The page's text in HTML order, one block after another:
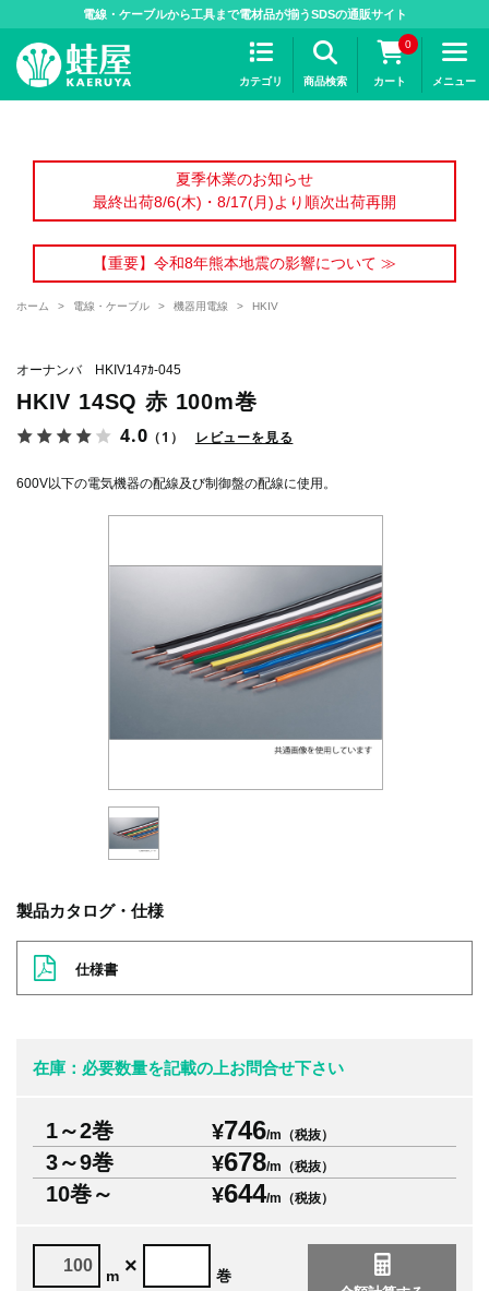
電線・ケーブルから工具まで電材品が揃うSDSの通販サイト
カテゴリ 商品検索
0
カート メニュー
夏季休業のお知らせ
最終出荷8/6(木)・8/17(月)より順次出荷再開
【重要】令和8年熊本地震の影響について ≫
ホーム > 電線・ケーブル > 機器用電線 > HKIV
オーナンバ HKIV14ｱｶ-045
HKIV 14SQ 赤 100m巻
4.0 （1） レビューを見る
600V以下の電気機器の配線及び制御盤の配線に使用。
製品カタログ・仕様
仕様書
在庫：必要数量を記載の上お問合せ下さい
1～2巻 ¥746/m（税抜）
3～9巻 ¥678/m（税抜）
10巻～ ¥644/m（税抜）
m × 巻